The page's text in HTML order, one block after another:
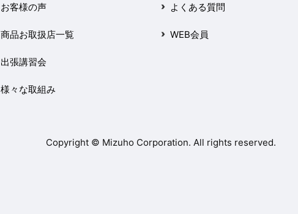
お客様の声
商品お取扱店一覧
出張講習会
様々な取組み
よくある質問
WEB会員
Copyright © Mizuho Corporation. All rights reserved.